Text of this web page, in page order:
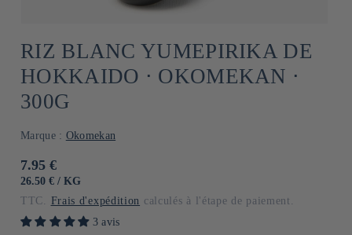
RIZ BLANC YUMEPIRIKA DE
HOKKAIDO ⋅ OKOMEKAN ⋅
300G
Marque : Okomekan
Prix
habituel
7.95 €
PRIX
26.50 € / PAR
KG
TTC. Frais d'expédition calculés à l'étape de paiement.
3 avis